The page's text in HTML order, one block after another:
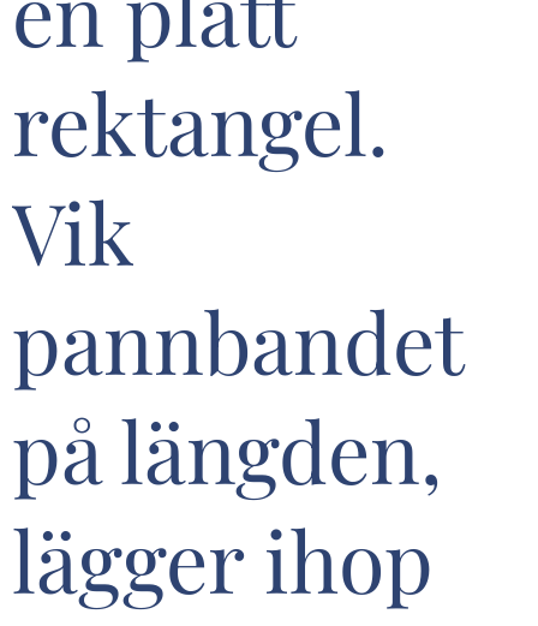
rektangel.
Vik
pannbandet
på längden,
lägger ihop